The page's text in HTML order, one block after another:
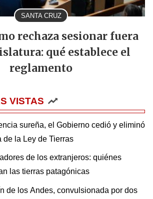
SANTA CRUZ
rechaza sesionar fuera
qué establece el
reglamento
VISTAS
sureña, el Gobierno cedió y eliminó
de la Ley de Tierras
de los extranjeros: quiénes
las tierras patagónicas
de los Andes, convulsionada por dos